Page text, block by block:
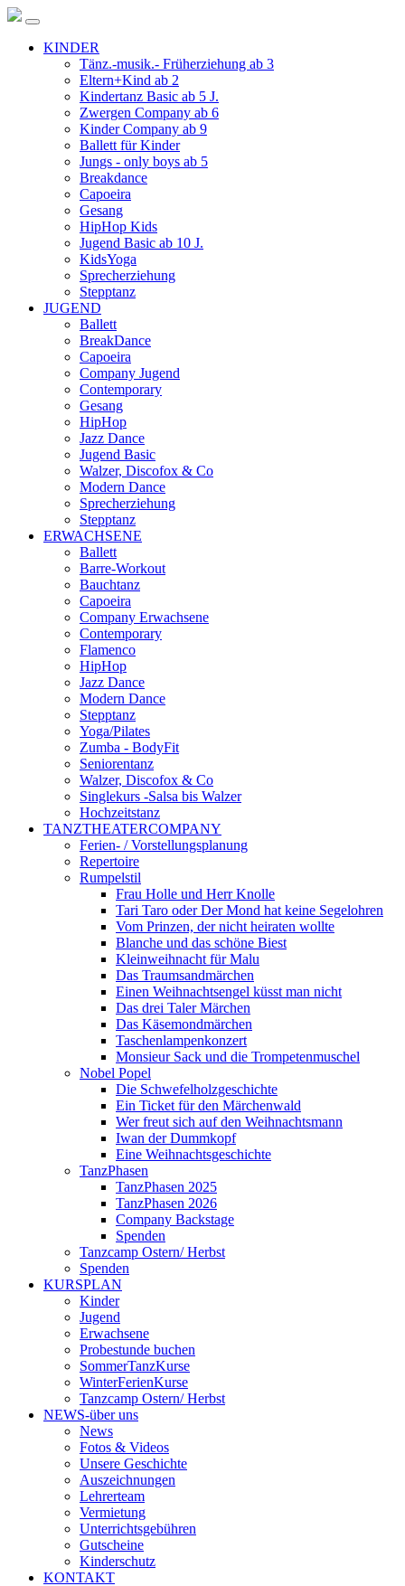
KINDER
Tänz.-musik.- Früherziehung ab 3
Eltern+Kind ab 2
Kindertanz Basic ab 5 J.
Zwergen Company ab 6
Kinder Company ab 9
Ballett für Kinder
Jungs - only boys ab 5
Breakdance
Capoeira
Gesang
HipHop Kids
Jugend Basic ab 10 J.
KidsYoga
Sprecherziehung
Stepptanz
JUGEND
Ballett
BreakDance
Capoeira
Company Jugend
Contemporary
Gesang
HipHop
Jazz Dance
Jugend Basic
Walzer, Discofox & Co
Modern Dance
Sprecherziehung
Stepptanz
ERWACHSENE
Ballett
Barre-Workout
Bauchtanz
Capoeira
Company Erwachsene
Contemporary
Flamenco
HipHop
Jazz Dance
Modern Dance
Stepptanz
Yoga/Pilates
Zumba - BodyFit
Seniorentanz
Walzer, Discofox & Co
Singlekurs -Salsa bis Walzer
Hochzeitstanz
TANZTHEATERCOMPANY
Ferien- / Vorstellungsplanung
Repertoire
Rumpelstil
Frau Holle und Herr Knolle
Tari Taro oder Der Mond hat keine Segelohren
Vom Prinzen, der nicht heiraten wollte
Blanche und das schöne Biest
Kleinweihnacht für Malu
Das Traumsandmärchen
Einen Weihnachtsengel küsst man nicht
Das drei Taler Märchen
Das Käsemondmärchen
Taschenlampenkonzert
Monsieur Sack und die Trompetenmuschel
Nobel Popel
Die Schwefelholzgeschichte
Ein Ticket für den Märchenwald
Wer freut sich auf den Weihnachtsmann
Iwan der Dummkopf
Eine Weihnachtsgeschichte
TanzPhasen
TanzPhasen 2025
TanzPhasen 2026
Company Backstage
Spenden
Tanzcamp Ostern/ Herbst
Spenden
KURSPLAN
Kinder
Jugend
Erwachsene
Probestunde buchen
SommerTanzKurse
WinterFerienKurse
Tanzcamp Ostern/ Herbst
NEWS-über uns
News
Fotos & Videos
Unsere Geschichte
Auszeichnungen
Lehrerteam
Vermietung
Unterrichtsgebühren
Gutscheine
Kinderschutz
KONTAKT